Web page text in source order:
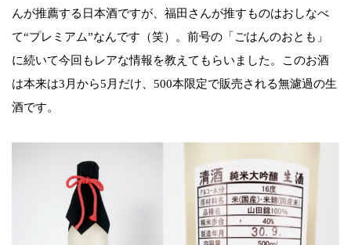
んが推薦する日本酒ですが、福田さんが推すものはおしなべ
て“プレミアム”なんです（笑）。前号の「ごはんのおとも」
に続いて今回もレアな情報を教えてもらいました。このお酒
は本来は3月から5月だけ、500本限定で販売される無濾過の生
酒です。